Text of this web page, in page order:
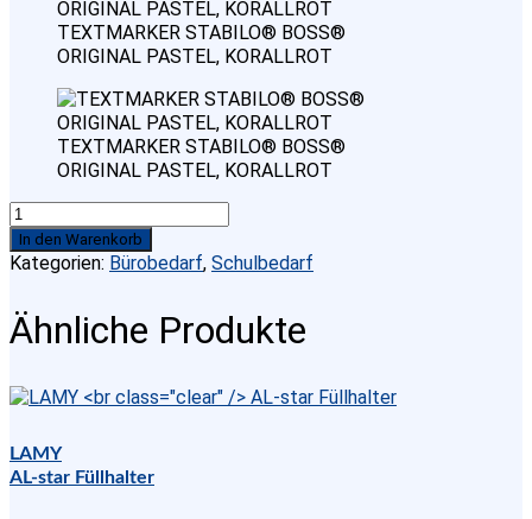
TEXTMARKER STABILO® BOSS®
ORIGINAL PASTEL, KORALLROT
TEXTMARKER STABILO® BOSS®
ORIGINAL PASTEL, KORALLROT
TEXTMARKER
STABILO®
BOSS®
PASTEL,
KORALLROT
In den Warenkorb
Kategorien: Bürobedarf, Schulbedarf
Ähnliche Produkte
LAMY
AL-star Füllhalter